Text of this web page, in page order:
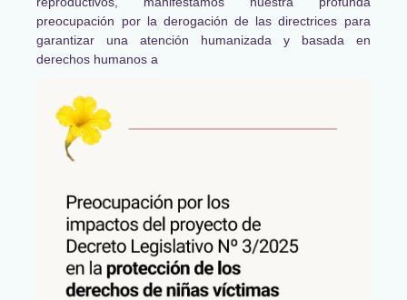
preocupación por la derogación de las directrices para
garantizar una atención humanizada y basada en
derechos humanos a